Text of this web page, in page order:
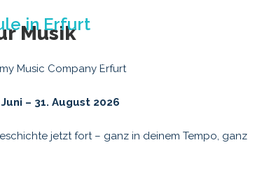
Musik
Music Company Erfurt
– 31. August 2026
jetzt fort – ganz in deinem Tempo, ganz